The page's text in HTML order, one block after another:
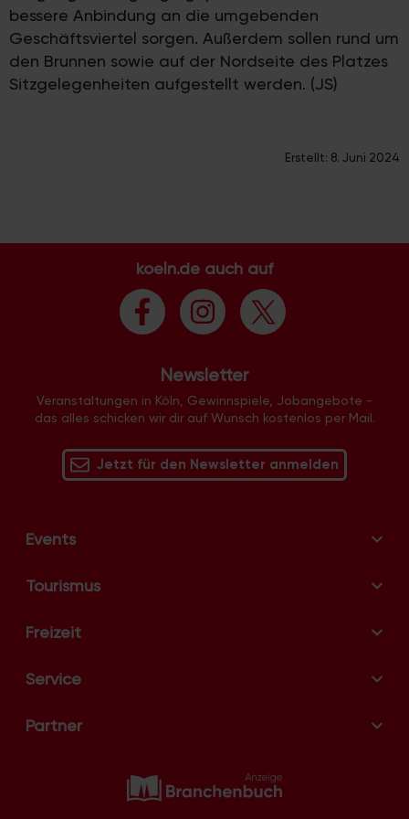
bessere Anbindung an die umgebenden
Geschäftsviertel sorgen. Außerdem sollen rund um
den Brunnen sowie auf der Nordseite des Platzes
Sitzgelegenheiten aufgestellt werden. (JS)
Erstellt: 8. Juni 2024
koeln.de auch auf
Newsletter
Veranstaltungen in Köln, Gewinnspiele, Jobangebote -
das alles schicken wir dir auf Wunsch kostenlos per Mail.
Jetzt für den Newsletter anmelden
Events
Tourismus
Freizeit
Service
Partner